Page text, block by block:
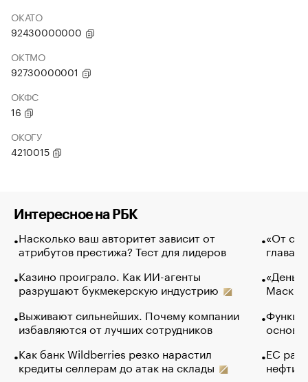
ОКАТО
92430000000
ОКТМО
92730000001
ОКФС
16
ОКОГУ
4210015
Интересное на РБК
Насколько ваш авторитет зависит от
атрибутов престижа? Тест для лидеров
Казино проиграло. Как ИИ-агенты
разрушают букмекерскую индустрию
Выживают сильнейших. Почему компании
избавляются от лучших сотрудников
Как банк Wildberries резко нарастил
кредиты селлерам до атак на склады
«От
глава
Маск в
основ
ЕС
нефти